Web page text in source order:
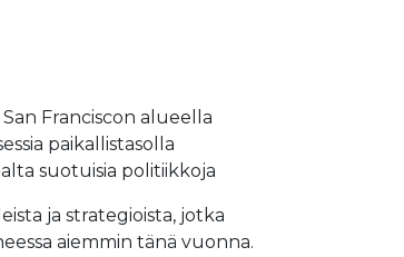
Franciscon alueella
paikallistasolla
suotuisia politiikkoja
ja strategioista, jotka
aiemmin tänä vuonna.